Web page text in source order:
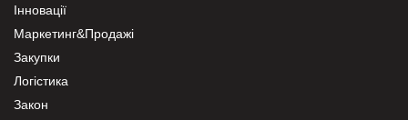
Інновації
Маркетинг&Продажі
Закупки
Логістика
Закон